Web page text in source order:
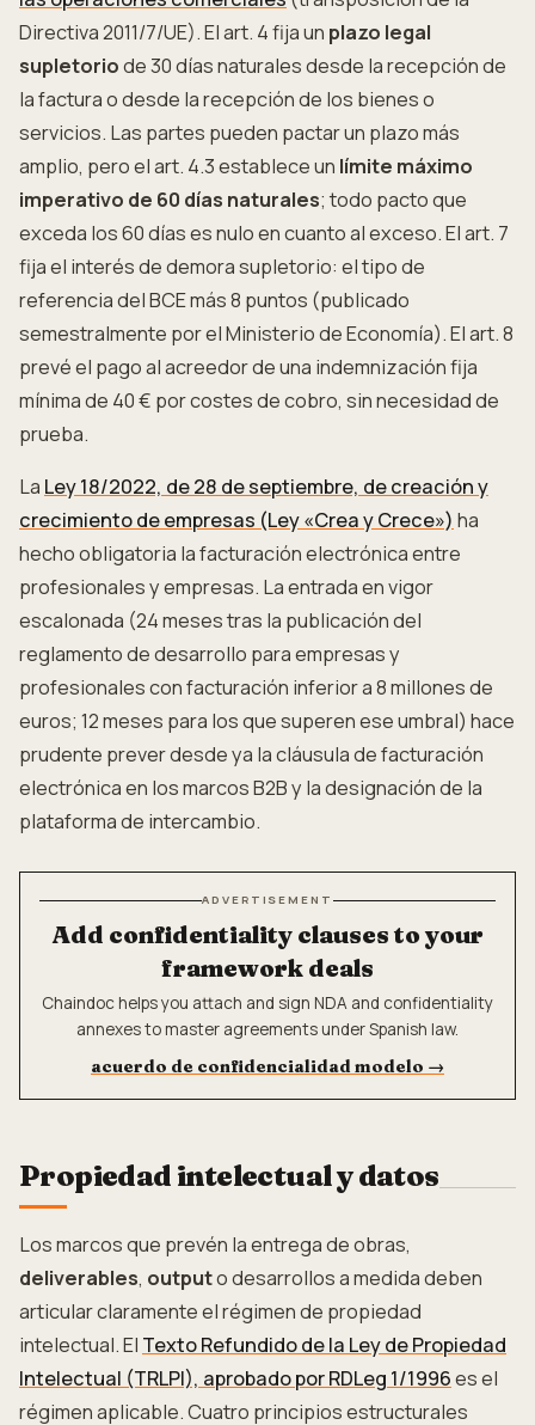
Directiva 2011/7/UE). El art. 4 fija un plazo legal
supletoriode 30 días naturales desde la recepción de
la factura o desde la recepción de los bienes o
servicios. Las partes pueden pactar un plazo más
amplio, pero el art. 4.3 establece un límite máximo
imperativo de 60 días naturales; todo pacto que
exceda los 60 días es nulo en cuanto al exceso. El art. 7
fija el interés de demora supletorio: el tipo de
referencia del BCE más 8 puntos (publicado
semestralmente por el Ministerio de Economía). El art. 8
prevé el pago al acreedor de una indemnización fija
mínima de 40 € por costes de cobro, sin necesidad de
prueba.
La Ley 18/2022, de 28 de septiembre, de creación y
crecimiento de empresas (Ley «Crea y Crece») ha
hecho obligatoria la facturación electrónica entre
profesionales y empresas. La entrada en vigor
escalonada (24 meses tras la publicación del
reglamento de desarrollo para empresas y
profesionales con facturación inferior a 8 millones de
euros; 12 meses para los que superen ese umbral) hace
prudente prever desde ya la cláusula de facturación
electrónica en los marcos B2B y la designación de la
plataforma de intercambio.
ADVERTISEMENT
Add confidentiality clauses to your
framework deals
Chaindoc helps you attach and sign NDA and confidentiality
annexes to master agreements under Spanish law.
acuerdo de confidencialidad modelo →
Propiedad intelectual y datos
Los marcos que prevén la entrega de obras,
deliverables, outputo desarrollos a medida deben
articular claramente el régimen de propiedad
intelectual. El Texto Refundido de la Ley de Propiedad
Intelectual (TRLPI), aprobado por RDLeg 1/1996es el
régimen aplicable. Cuatro principios estructurales